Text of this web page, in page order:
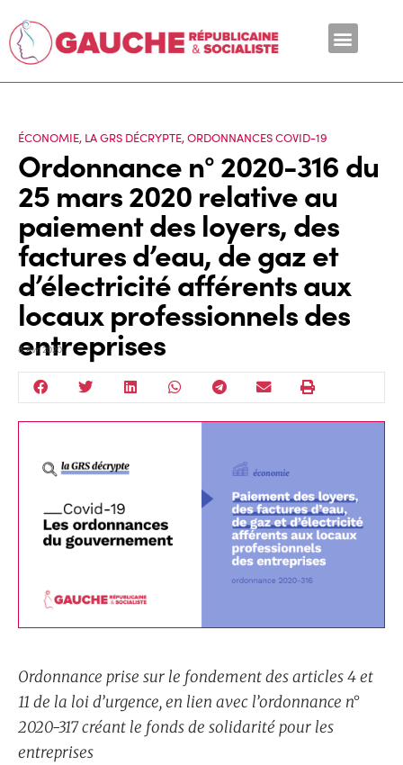
ÉCONOMIE, LA GRS DÉCRYPTE,ORDONNANCES COVID-19
Ordonnance n° 2020-316 du
25 mars 2020 relative au
paiement des loyers, des
factures d’eau, de gaz et
d’électricité afférents aux
locaux professionnels des
entreprises
8 Avr 2020
Ordonnance prise sur le fondement des articles 4 et
11 de la loi d’urgence, en lien avec l’ordonnance n°
2020-317 créant le fonds de solidarité pour les
entreprises